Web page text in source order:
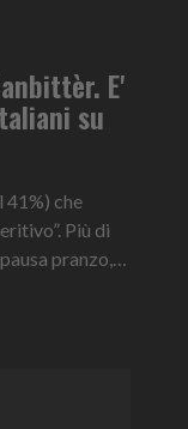
E'
su
41%) che
Più di
pranzo,